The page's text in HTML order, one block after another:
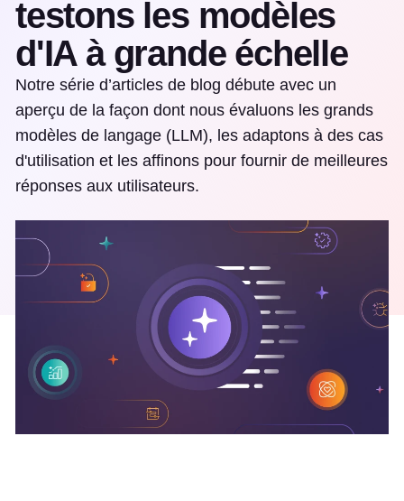
testons les modèles
d'IA à grande échelle
Notre série d’articles de blog débute avec un
aperçu de la façon dont nous évaluons les grands
modèles de langage (LLM), les adaptons à des cas
d'utilisation et les affinons pour fournir de meilleures
réponses aux utilisateurs.